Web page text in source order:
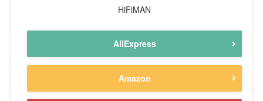
HiFiMAN
AliExpress
Amazon